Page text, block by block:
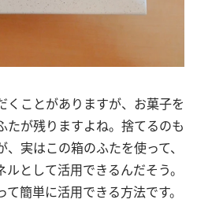
くことがありますが、お菓子を
たが残りますよね。捨てるのも
実はこの箱のふたを使って、
として活用できるんだそう。
簡単に活用できる方法です。